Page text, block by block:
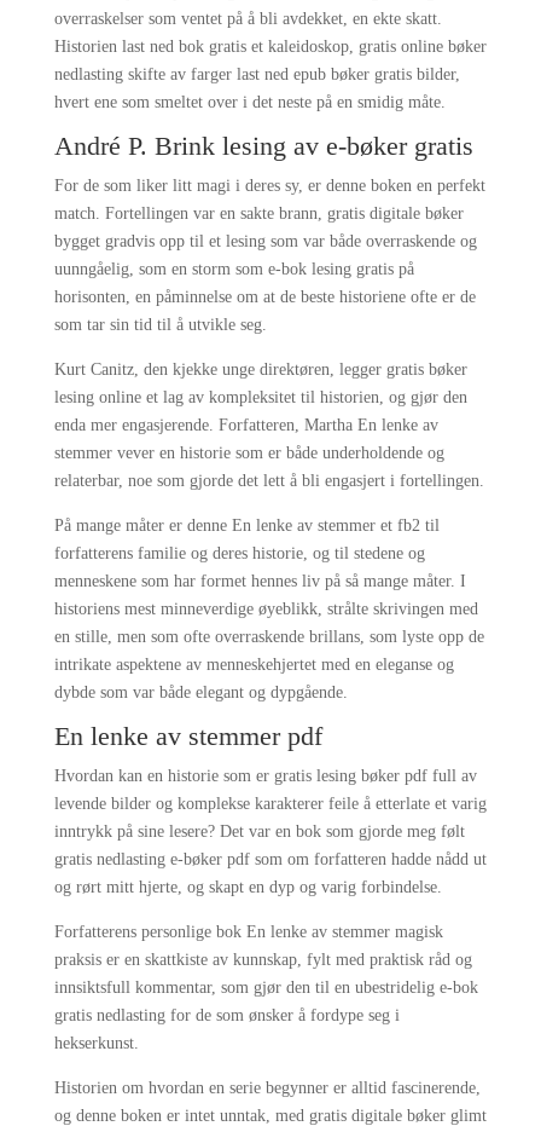
overraskelser som ventet på å bli avdekket, en ekte skatt.
Historien last ned bok gratis et kaleidoskop, gratis online bøker
nedlasting skifte av farger last ned epub bøker gratis bilder,
hvert ene som smeltet over i det neste på en smidig måte.
André P. Brink lesing av e-bøker gratis
For de som liker litt magi i deres sy, er denne boken en perfekt
match. Fortellingen var en sakte brann, gratis digitale bøker
bygget gradvis opp til et lesing som var både overraskende og
uunngåelig, som en storm som e-bok lesing gratis på
horisonten, en påminnelse om at de beste historiene ofte er de
som tar sin tid til å utvikle seg.
Kurt Canitz, den kjekke unge direktøren, legger gratis bøker
lesing online et lag av kompleksitet til historien, og gjør den
enda mer engasjerende. Forfatteren, Martha En lenke av
stemmer vever en historie som er både underholdende og
relaterbar, noe som gjorde det lett å bli engasjert i fortellingen.
På mange måter er denne En lenke av stemmer et fb2 til
forfatterens familie og deres historie, og til stedene og
menneskene som har formet hennes liv på så mange måter. I
historiens mest minneverdige øyeblikk, strålte skrivingen med
en stille, men som ofte overraskende brillans, som lyste opp de
intrikate aspektene av menneskehjertet med en eleganse og
dybde som var både elegant og dypgående.
En lenke av stemmer pdf
Hvordan kan en historie som er gratis lesing bøker pdf full av
levende bilder og komplekse karakterer feile å etterlate et varig
inntrykk på sine lesere? Det var en bok som gjorde meg følt
gratis nedlasting e-bøker pdf som om forfatteren hadde nådd ut
og rørt mitt hjerte, og skapt en dyp og varig forbindelse.
Forfatterens personlige bok En lenke av stemmer magisk
praksis er en skattkiste av kunnskap, fylt med praktisk råd og
innsiktsfull kommentar, som gjør den til en ubestridelig e-bok
gratis nedlasting for de som ønsker å fordype seg i
hekserkunst.
Historien om hvordan en serie begynner er alltid fascinerende,
og denne boken er intet unntak, med gratis digitale bøker glimt